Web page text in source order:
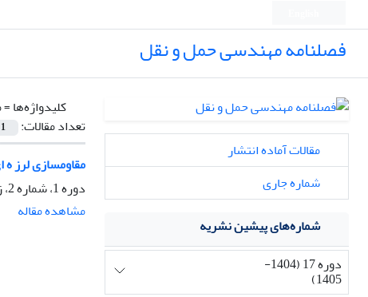
فصلنامه مهندسی حمل و نقل
کلیدواژه‌ها =
تعداد مقالات:
1
مقاومسازی لرز
دوره 1، شماره 2، زمستان 1388، صفحه
مشاهده مقاله
مقالات آماده انتشار
شماره جاری
شماره‌های پیشین نشریه
دوره 17 (1404-
1405)